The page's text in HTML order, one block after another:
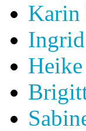
Karin